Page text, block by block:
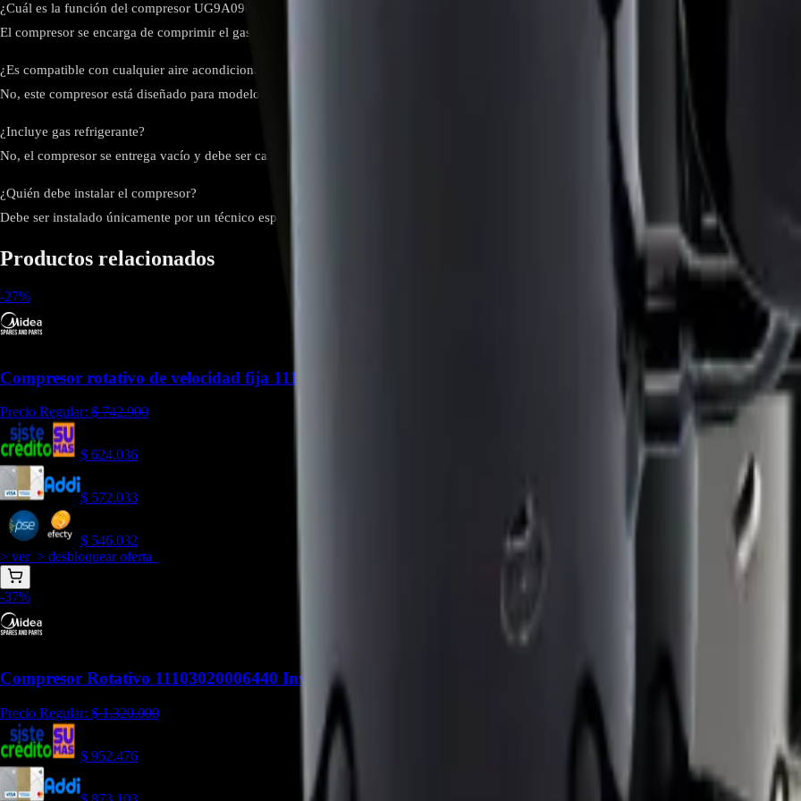
¿Cuál es la función del compresor UG9A090LNAEP?
El compresor se encarga de comprimir el gas refrigerante y mantener el ciclo de refrigeración que permite el enfriamiento del aire
¿Es compatible con cualquier aire acondicionado Samsung?
No, este compresor está diseñado para modelos específicos. Se recomienda verificar el modelo exacto de tu equipo antes de la compra.
¿Incluye gas refrigerante?
No, el compresor se entrega vacío y debe ser cargado con el refrigerante adecuado durante la instalación.
¿Quién debe instalar el compresor?
Debe ser instalado únicamente por un técnico especializado en sistemas de refrigeración para asegurar un funcionamiento correcto y seguro.
Productos relacionados
-27%
Compresor rotativo de velocidad fija 11103010017053 Midea - REP-1153
Precio Regular: $742.900
$ 624.036
$ 572.033
$ 546.032
> ver_ > desbloquear oferta_
-37%
Compresor Rotativo 11103020006440 Inverter DC Midea KTN150D30UFZA - REP-2329
Precio Regular: $1.320.000
$ 952.476